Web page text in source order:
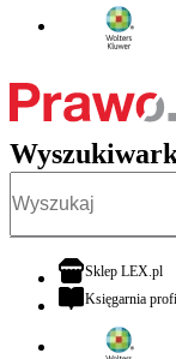
Sklep LEX.pl
Księgarnia